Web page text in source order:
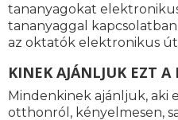
tananyagokat
tananyaggal
az oktatók elektronikus
KINEK AJÁNLJUK EZT A
Mindenkinek ajánljuk, aki
otthonról, kényelmesen,